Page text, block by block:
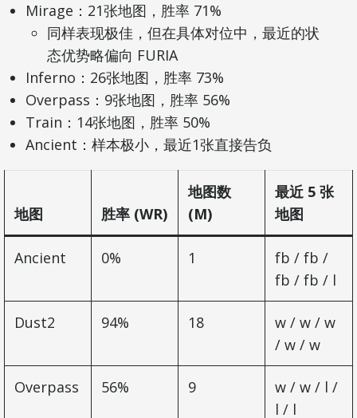
Mirage：21张地图，胜率 71%
同样表现极佳，但在具体对位中，最近的状
态优势略偏向 FURIA
Inferno：26张地图，胜率 73%
Overpass：9张地图，胜率 56%
Train：14张地图，胜率 50%
Ancient：样本极小，最近1张直接告负
地图 胜率 (WR)
地图数
(M)
最近 5 张
地图
Ancient 0% 1
fb / fb /
fb / fb / l
Dust2 94% 18
w / w / w
/ w / w
Overpass 56% 9
w / w / l /
l / l